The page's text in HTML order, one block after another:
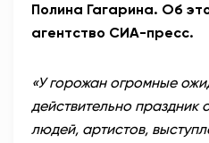
Полина Гагарина. Об
агентство СИА-пресс.
«У горожан огромные
действительно праздник
людей, артистов,